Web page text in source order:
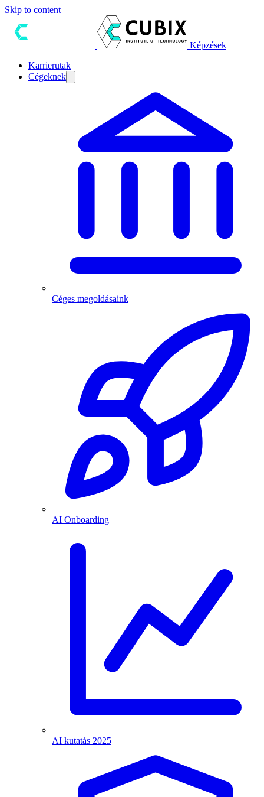
Skip to content
Képzések
Karrierutak
Cégeknek
Céges megoldásaink
AI Onboarding
AI kutatás 2025